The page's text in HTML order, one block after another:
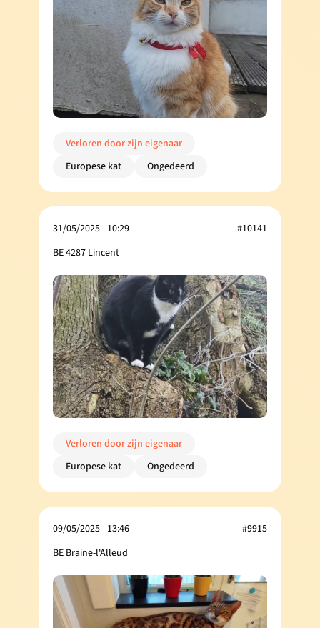
Verloren door zijn eigenaar
Europese kat
Ongedeerd
31/05/2025 - 10:29
BE 4287 Lincent
#10141
Verloren door zijn eigenaar
Europese kat
Ongedeerd
09/05/2025 - 13:46
BE Braine-l'Alleud
#9915